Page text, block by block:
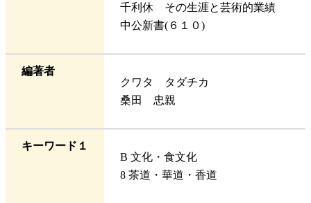
千利休 その生涯と芸術的業績
中公新書(６１０)
編著者
クワタ タダチカ
桑田 忠親
キーワード１
B 文化・食文化
8 茶道・華道・香道